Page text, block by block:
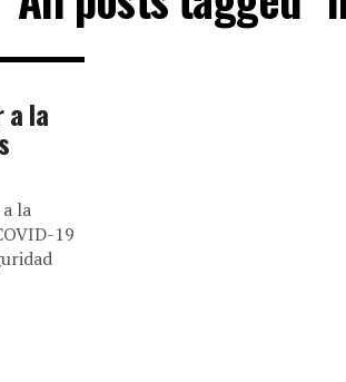
a la
la
19